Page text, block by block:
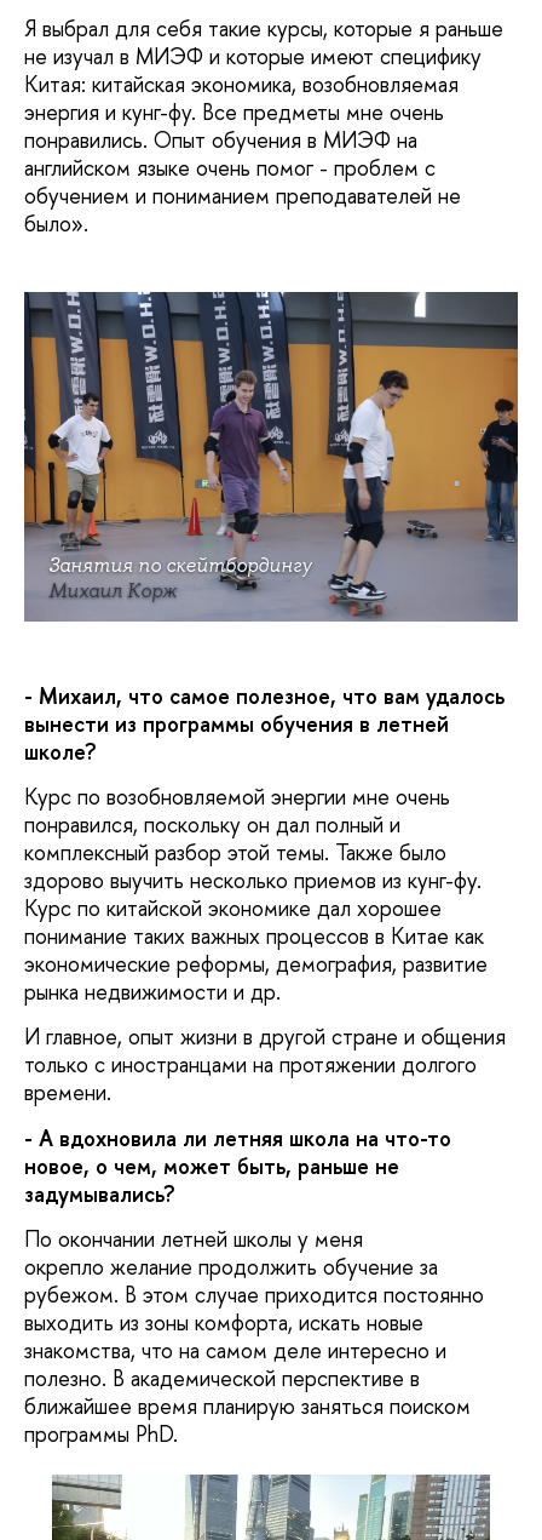
Я выбрал для себя такие курсы, которые я раньше
не изучал в МИЭФ и которые имеют специфику
Китая: китайская экономика, возобновляемая
энергия и кунг-фу. Все предметы мне очень
понравились. Опыт обучения в МИЭФ на
английском языке очень помог - проблем с
обучением и пониманием преподавателей не
было».
Занятия по скейтбордингу
Михаил Корж
- Михаил, что самое полезное, что вам удалось
вынести из программы обучения в летней
школе?
Курс по возобновляемой энергии мне очень
понравился, поскольку он дал полный и
комплексный разбор этой темы. Также было
здорово выучить несколько приемов из кунг-фу.
Курс по китайской экономике дал хорошее
понимание таких важных процессов в Китае как
экономические реформы, демография, развитие
рынка недвижимости и др.
И главное, опыт жизни в другой стране и общения
только с иностранцами на протяжении долгого
времени.
- А вдохновила ли летняя школа на что-то
новое, о чем, может быть, раньше не
задумывались?
По окончании летней школы у меня
окрепло желание продолжить обучение за
рубежом. В этом случае приходится постоянно
выходить из зоны комфорта, искать новые
знакомства, что на самом деле интересно и
полезно. В академической перспективе в
ближайшее время планирую заняться поиском
программы PhD.